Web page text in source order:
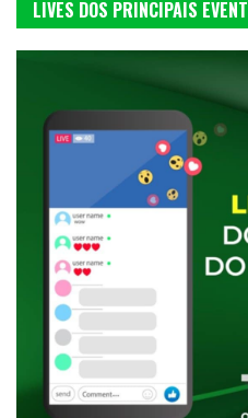
LIVES DOS PRINCIPAIS